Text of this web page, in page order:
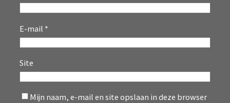
E-mail *
Site
Mijn naam, e-mail en site opslaan in deze browser